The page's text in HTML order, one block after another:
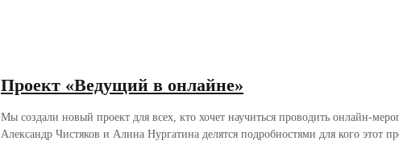
Проект «Ведущий в онлайне»
Мы создали новый проект для всех, кто хочет научиться проводить онлайн-
Александр Чистяков и Алина Нургатина делятся подробностями для кого этот